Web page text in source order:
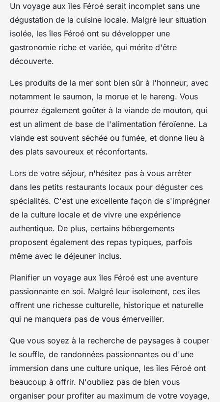
Un voyage aux îles Féroé serait incomplet sans une
dégustation de la cuisine locale. Malgré leur situation
isolée, les îles Féroé ont su développer une
gastronomie riche et variée, qui mérite d'être
découverte.
Les produits de la mer sont bien sûr à l'honneur, avec
notamment le saumon, la morue et le hareng. Vous
pourrez également goûter à la viande de mouton, qui
est un aliment de base de l'alimentation féroïenne. La
viande est souvent séchée ou fumée, et donne lieu à
des plats savoureux et réconfortants.
Lors de votre séjour, n'hésitez pas à vous arrêter
dans les petits restaurants locaux pour déguster ces
spécialités. C'est une excellente façon de s'imprégner
de la culture locale et de vivre une expérience
authentique. De plus, certains hébergements
proposent également des repas typiques, parfois
même avec le déjeuner inclus.
Planifier un voyage aux îles Féroé est une aventure
passionnante en soi. Malgré leur isolement, ces îles
offrent une richesse culturelle, historique et naturelle
qui ne manquera pas de vous émerveiller.
Que vous soyez à la recherche de paysages à couper
le souffle, de randonnées passionnantes ou d'une
immersion dans une culture unique, les îles Féroé ont
beaucoup à offrir. N'oubliez pas de bien vous
organiser pour profiter au maximum de votre voyage,